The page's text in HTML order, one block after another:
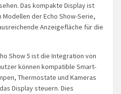
Das kompakte Display ist
der Echo Show-Serie,
Anzeigefläche für die
Show 5 ist die Integration von
können kompatible Smart-
Thermostate und Kameras
Display steuern. Dies